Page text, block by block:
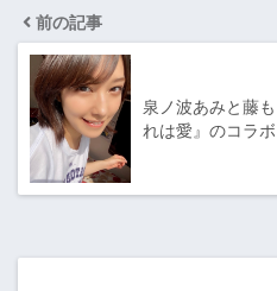
前の記事
泉ノ波あみと藤
れは愛』のコラ